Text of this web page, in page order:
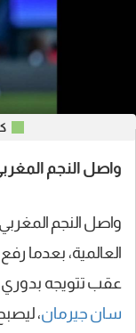
واصل النجم
واصل النجم
عقب تتويجه بدوري
سان جيرمان،